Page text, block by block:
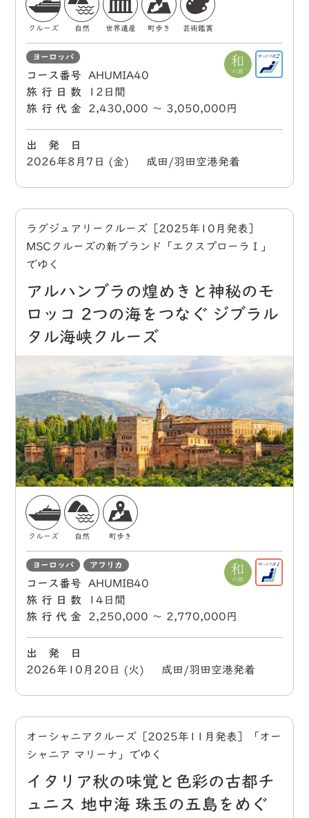
クルーズ 自然 世界遺産 町歩き 芸術鑑賞
ヨーロッパ
コース番号
AHUMIA40
旅行日数
12日間
旅行代金
2,430,000 〜 3,050,000円
出 発 日
2026年8月7日 (金) 成田/羽田空港発着
ラグジュアリークルーズ［2025年10月発表］
MSCクルーズの新ブランド「エクスプローラⅠ」
でゆく
アルハンブラの煌めきと神秘のモ
ロッコ 2つの海をつなぐ ジブラル
タル海峡クルーズ
クルーズ 自然 町歩き
ヨーロッパ アフリカ
コース番号
AHUMIB40
旅行日数
14日間
旅行代金
2,250,000 〜 2,770,000円
出 発 日
2026年10月20日 (火) 成田/羽田空港発着
オーシャニアクルーズ［2025年11月発表］「オー
シャニア マリーナ」でゆく
イタリア秋の味覚と色彩の古都チ
ュニス 地中海 珠玉の五島をめぐ